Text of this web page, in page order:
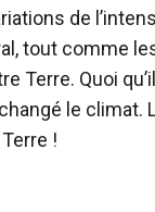
de
tout comme
Terre. Quoi
le climat.
!